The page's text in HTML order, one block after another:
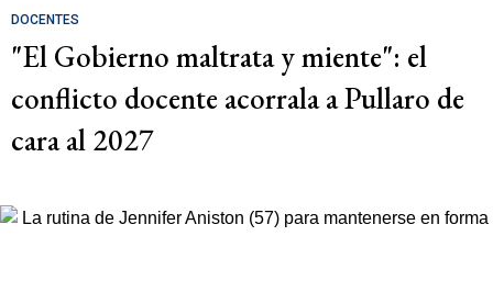
DOCENTES
"El Gobierno maltrata y miente": el
conflicto docente acorrala a Pullaro de
cara al 2027